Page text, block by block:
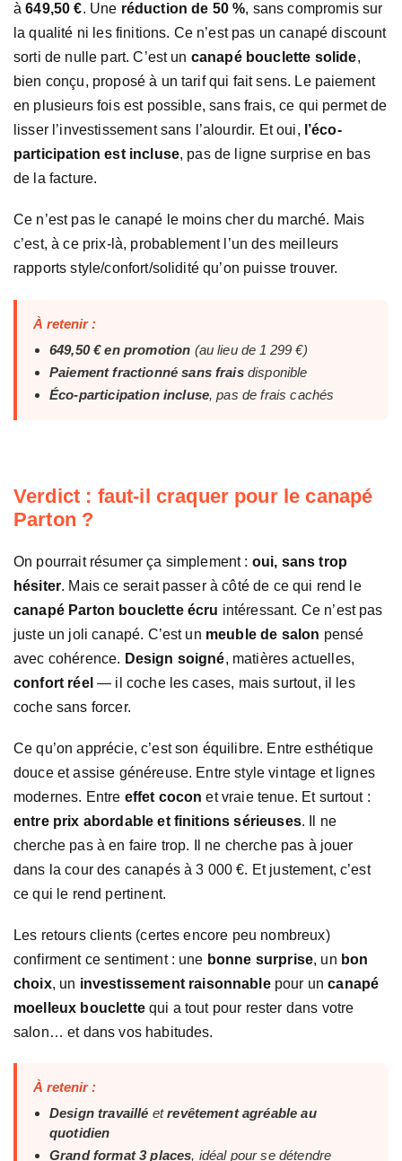
à649,50 €. Une réduction de 50 %, sans compromis sur
la qualité ni les finitions. Ce n’est pas un canapé discount
sorti de nulle part. C’est un canapé bouclette solide,
bien conçu, proposé à un tarif qui fait sens. Le paiement
en plusieurs fois est possible, sans frais, ce qui permet de
lisser l’investissement sans l’alourdir. Et oui, l’éco-
participation est incluse, pas de ligne surprise en bas
de la facture.
Ce n’est pas le canapé le moins cher du marché. Mais
c’est, à ce prix-là, probablement l’un des meilleurs
rapports style/confort/solidité qu’on puisse trouver.
À retenir :
649,50 € en promotion (au lieu de 1 299 €)
Paiement fractionné sans fraisdisponible
Éco-participation incluse, pas de frais cachés
Verdict : faut-il craquer pour le canapé
Parton ?
On pourrait résumer ça simplement : oui, sans trop
hésiter. Mais ce serait passer à côté de ce qui rend le
canapé Parton bouclette écru intéressant. Ce n’est pas
juste un joli canapé. C’est un meuble de salon pensé
avec cohérence. Design soigné, matières actuelles,
confort réel — il coche les cases, mais surtout, il les
coche sans forcer.
Ce qu’on apprécie, c’est son équilibre. Entre esthétique
douce et assise généreuse. Entre style vintage et lignes
modernes. Entre effet cocon et vraie tenue. Et surtout :
entre prix abordable et finitions sérieuses. Il ne
cherche pas à en faire trop. Il ne cherche pas à jouer
dans la cour des canapés à 3 000 €. Et justement, c’est
ce qui le rend pertinent.
Les retours clients (certes encore peu nombreux)
confirment ce sentiment : une bonne surprise, un bon
choix, un investissement raisonnablepour uncanapé
moelleux bouclettequi a tout pour rester dans votre
salon… et dans vos habitudes.
À retenir :
Design travaillé etrevêtement agréable au
quotidien
Grand format 3 places, idéal pour se détendre